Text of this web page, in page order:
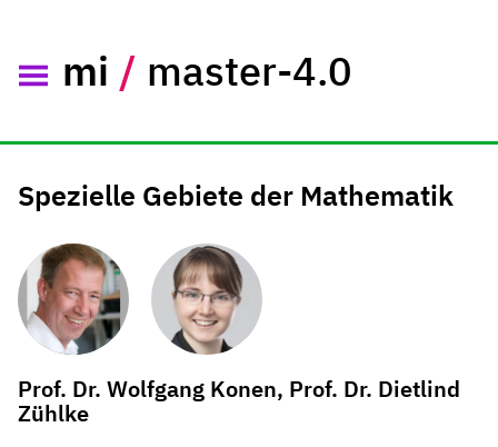
mi / master-4.0
Spezielle Gebiete der Mathematik
Prof. Dr. Wolfgang Konen, Prof. Dr. Dietlind
Zühlke